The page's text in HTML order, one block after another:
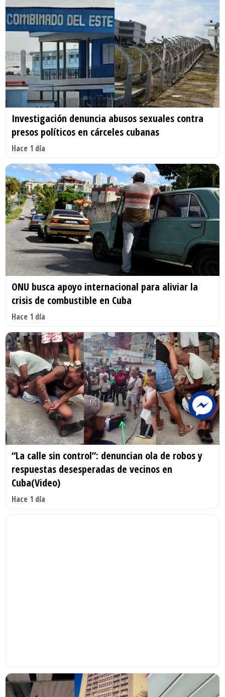
Investigación denuncia abusos sexuales contra
presos políticos en cárceles cubanas
Hace 1 día
ONU busca apoyo internacional para aliviar la
crisis de combustible en Cuba
Hace 1 día
“La calle sin control”: denuncian ola de robos y
respuestas desesperadas de vecinos en
Cuba(Video)
Hace 1 día